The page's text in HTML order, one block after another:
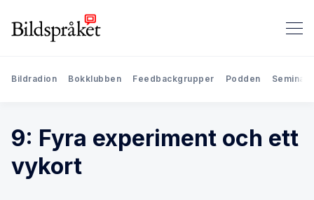
Bildradion Bokklubben Feedbackgrupper Podden
9: Fyra experiment och ett
vykort